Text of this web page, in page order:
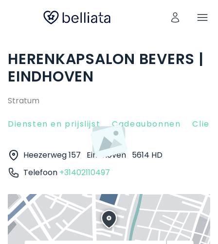
HERENKAPSALON BEVERS |
EINDHOVEN
Stratum
Diensten en prijslijst Cadeaubonnen
Heezerweg 157 Eindhoven 5614 HD
Telefoon +31402110497